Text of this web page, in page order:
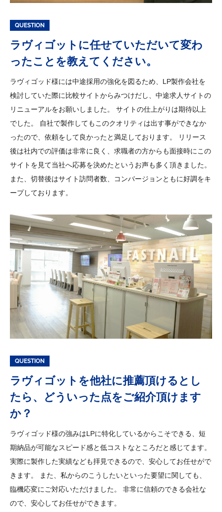
QUESTION
ラヴィゴットに任せていただいて変わ
ったことを教えてください。
ラヴィゴッド様には中途採用の強化を図るため、LP製作会社を
検討していた際に比較サイトからみつけだし、中途求人サイトの
リニューアルをお願いしました。 サイトの仕上がりは期待以上
でした。 自社で製作してもこのクオリティは出す事ができなか
ったので、依頼をして良かったと満足しております。 リリース
後は社内での評価は非常に良く、求職者の方からも面接時にこの
サイトを見て当社へ応募を決めたというお声も多く頂きました。
また、切替後はサイト訪問者数、コンバージョンともに好調をキ
ープしております。
QUESTION
ラヴィゴットを他社に推薦頂けるとし
たら、
どういった点をご紹介頂けます
か？
ラヴィゴッド様の強みはLPに特化しているからこそできる、短
期納品が可能なスピード感と低コストなところだと感じてます。
実際に製作した実績なども拝見できるので、安心してお任せがで
きます。 また、私からのこうしたいといった要望に関しても、
臨機応変にご対応いただけました。 非常に信頼のできる会社な
ので、安心してお任せができます。